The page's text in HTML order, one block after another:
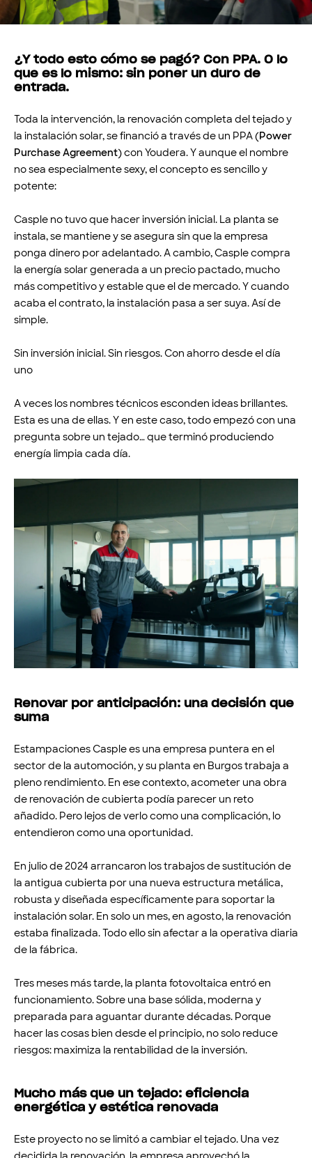
¿Y todo esto cómo se pagó? Con PPA. O lo
que es lo mismo: sin poner un duro de
entrada.
Toda la intervención, la renovación completa del tejado y
la instalación solar, se financió a través de un PPA (Power
Purchase Agreement) con Youdera. Y aunque el nombre
no sea especialmente sexy, el concepto es sencillo y
potente:
Casple no tuvo que hacer inversión inicial. La planta se
instala, se mantiene y se asegura sin que la empresa
ponga dinero por adelantado. A cambio, Casple compra
la energía solar generada a un precio pactado, mucho
más competitivo y estable que el de mercado. Y cuando
acaba el contrato, la instalación pasa a ser suya. Así de
simple.
Sin inversión inicial. Sin riesgos. Con ahorro desde el día
uno
A veces los nombres técnicos esconden ideas brillantes.
Esta es una de ellas. Y en este caso, todo empezó con una
pregunta sobre un tejado… que terminó produciendo
energía limpia cada día.
Renovar por anticipación: una decisión que
suma
Estampaciones Casple es una empresa puntera en el
sector de la automoción, y su planta en Burgos trabaja a
pleno rendimiento. En ese contexto, acometer una obra
de renovación de cubierta podía parecer un reto
añadido. Pero lejos de verlo como una complicación, lo
entendieron como una oportunidad.
En julio de 2024 arrancaron los trabajos de sustitución de
la antigua cubierta por una nueva estructura metálica,
robusta y diseñada específicamente para soportar la
instalación solar. En solo un mes, en agosto, la renovación
estaba finalizada. Todo ello sin afectar a la operativa diaria
de la fábrica.
Tres meses más tarde, la planta fotovoltaica entró en
funcionamiento. Sobre una base sólida, moderna y
preparada para aguantar durante décadas. Porque
hacer las cosas bien desde el principio, no solo reduce
riesgos: maximiza la rentabilidad de la inversión.
Mucho más que un tejado: eficiencia
energética y estética renovada
Este proyecto no se limitó a cambiar el tejado. Una vez